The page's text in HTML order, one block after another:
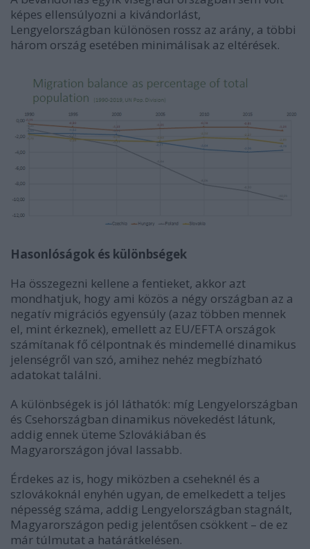
képes ellensúlyozni a kivándorlást,
Lengyelországban különösen rossz az arány, a többi
három ország esetében minimálisak az eltérések.
Hasonlóságok és különbségek
Ha összegezni kellene a fentieket, akkor azt
mondhatjuk, hogy ami közös a négy országban az a
negatív migrációs egyensúly (azaz többen mennek
el, mint érkeznek), emellett az EU/EFTA országok
számítanak fő célpontnak és mindemellé dinamikus
jelenségről van szó, amihez nehéz megbízható
adatokat találni.
A különbségek is jól láthatók: míg Lengyelországban
és Csehországban dinamikus növekedést látunk,
addig ennek üteme Szlovákiában és
Magyarországon jóval lassabb.
Érdekes az is, hogy miközben a cseheknél és a
szlovákoknál enyhén ugyan, de emelkedett a teljes
népesség száma, addig Lengyelországban stagnált,
Magyarországon pedig jelentősen csökkent – de ez
már túlmutat a határátkelésen.